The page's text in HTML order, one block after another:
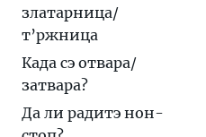
златaрница/
т’ржница
Кaда сэ отвaра/
затвaра?
Да ли рaдитэ нон-